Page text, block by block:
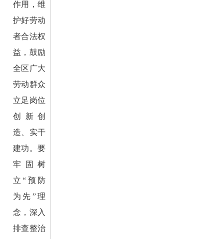
作用，维
护好劳动
者合法权
益，鼓励
全区广大
劳动群众
立足岗位
创新创
造、实干
建功。要
牢固树
立“预防
为先”理
念，深入
排查整治